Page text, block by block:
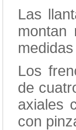
Las
montan
Los
de
axiales
con